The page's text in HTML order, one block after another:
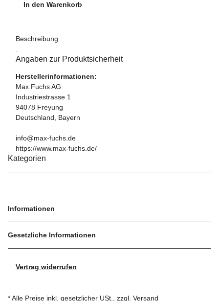
In den Warenkorb
Beschreibung
Angaben zur Produktsicherheit
Herstellerinformationen:
Max Fuchs AG
Industriestrasse 1
94078 Freyung
Deutschland, Bayern
info@max-fuchs.de
https://www.max-fuchs.de/
Kategorien
Informationen
Gesetzliche Informationen
Vertrag widerrufen
* Alle Preise inkl. gesetzlicher USt., zzgl. Versand